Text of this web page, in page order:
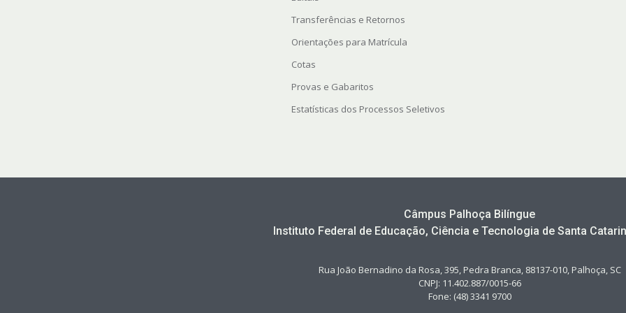
Transferências e Retornos
Orientações para Matrícula
Cotas
Provas e Gabaritos
Estatísticas dos Processos Seletivos
Câmpus Palhoça Bilíngue
Instituto Federal de Educação, Ciência e Tecnologia de Santa
Rua João Bernadino da Rosa, 395, Pedra Branca, 88137-010, Palhoça, SC
CNPJ: 11.402.887/0015-66
Fone: (48) 3341 9700